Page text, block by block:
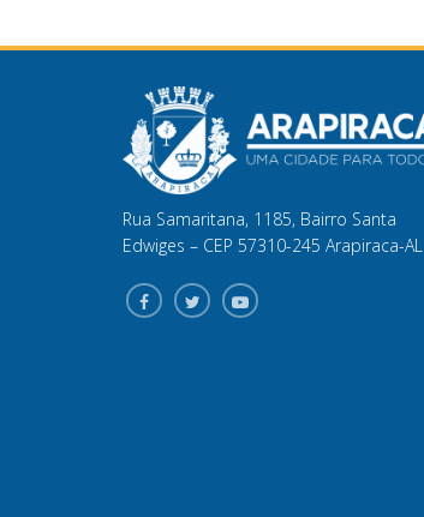
Rua Samaritana, 1185, Bairro Santa
Edwiges – CEP 57310-245 Arapiraca-AL